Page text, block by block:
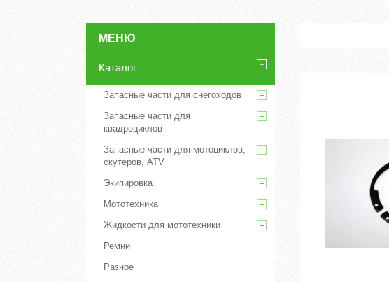
Каталог
Запасные части для снегоходов
Запасные части для
квадроциклов
Запасные части для мотоциклов,
скутеров, ATV
Экипировка
Мототехника
Жидкости для мототехники
Ремни
Разное